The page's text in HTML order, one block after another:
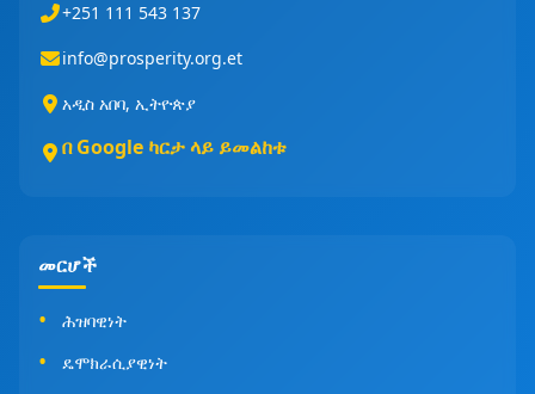
+251 111 543 137
info@prosperity.org.et
አዲስ አበባ, ኢትዮጵያ
በ Google ካርታ ላይ ይመልከቱ
መርሆች
ሕዝባዊነት
ዴሞክራሲያዊነት